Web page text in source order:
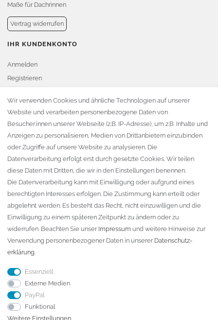
Maße für Dachrinnen
Vertrag widerrufen
IHR KUNDENKONTO
Anmelden
Registrieren
Warenkorb
Zur Kasse
KONTAKT
Fa. Steffen Jost
Söbrigener Weg 50
D-01796 Pirna
Telefon:+49 (0)3501 507295
info@dach-teufel.de
Wir verwenden Cookies und ähnliche Technologien auf unserer
Website und verarbeiten personenbezogene Daten von
Besucher:innen unserer Webseite (z.B. IP-Adresse), um z.B. Inhalte und
Anzeigen zu personalisieren, Medien von Drittanbietern einzubinden
oder Zugriffe auf unsere Website zu analysieren. Die
Datenverarbeitung erfolgt erst durch gesetzte Cookies. Wir teilen
diese Daten mit Dritten, die wir in den Einstellungen benennen.
Die Datenverarbeitung kann mit Einwilligung oder aufgrund eines
berechtigten Interesses erfolgen. Die Zustimmung kann erteilt oder
abgelehnt werden. Es besteht das Recht, nicht einzuwilligen und die
Einwilligung zu einem späteren Zeitpunkt zu ändern oder zu
widerrufen. Beachten Sie unser Impressum und weitere Hinweise zur
Verwendung personenbezogener Daten in unserer Daten­schutz­
erklärung.
Essenziell
Externe Medien
PayPal
Funktional
Weitere Einstellungen